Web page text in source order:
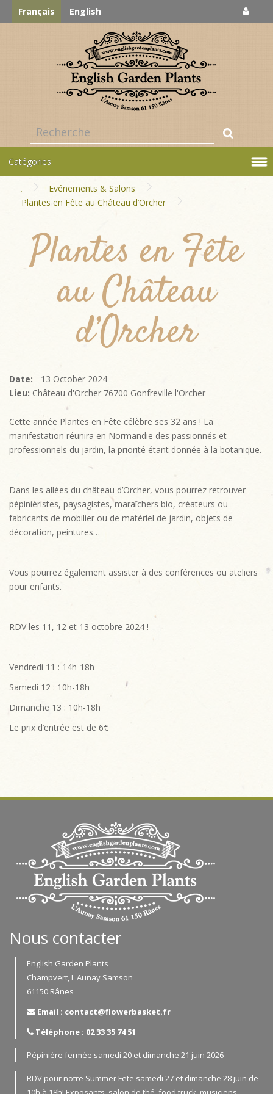
Français English
Catégories
Evénements & Salons
Plantes en Fête au Château d’Orcher
Plantes en Fête
au Château
d’Orcher
Date: - 13 October 2024
Lieu: Château d'Orcher 76700 Gonfreville l'Orcher
Cette année Plantes en Fête célèbre ses 32 ans ! La
manifestation réunira en Normandie des passionnés et
professionnels du jardin, la priorité étant donnée à la botanique.
Dans les allées du château d’Orcher, vous pourrez retrouver
pépiniéristes, paysagistes, maraîchers bio, créateurs ou
fabricants de mobilier ou de matériel de jardin, objets de
décoration, peintures…
Vous pourrez également assister à des conférences ou ateliers
pour enfants.
RDV les 11, 12 et 13 octobre 2024 !
Vendredi 11 : 14h-18h
Samedi 12 : 10h-18h
Dimanche 13 : 10h-18h
Le prix d’entrée est de 6€
Nous contacter
English Garden Plants
Champvert, L'Aunay Samson
61150 Rânes
Email : contact@flowerbasket.fr
Téléphone : 02 33 35 74 51
Pépinière fermée samedi 20 et dimanche 21 juin 2026
RDV pour notre Summer Fete samedi 27 et dimanche 28 juin de